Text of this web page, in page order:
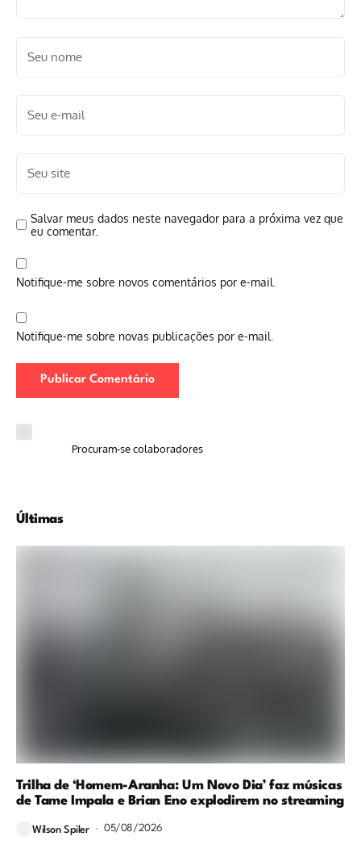
Salvar meus dados neste navegador para a próxima vez que
eu comentar.
Notifique-me sobre novos comentários por e-mail.
Notifique-me sobre novas publicações por e-mail.
Procuram-se colaboradores
Últimas
Trilha de ‘Homem-Aranha: Um Novo Dia’ faz músicas
de Tame Impala e Brian Eno explodirem no streaming
Wilson Spiler 05/08/2026